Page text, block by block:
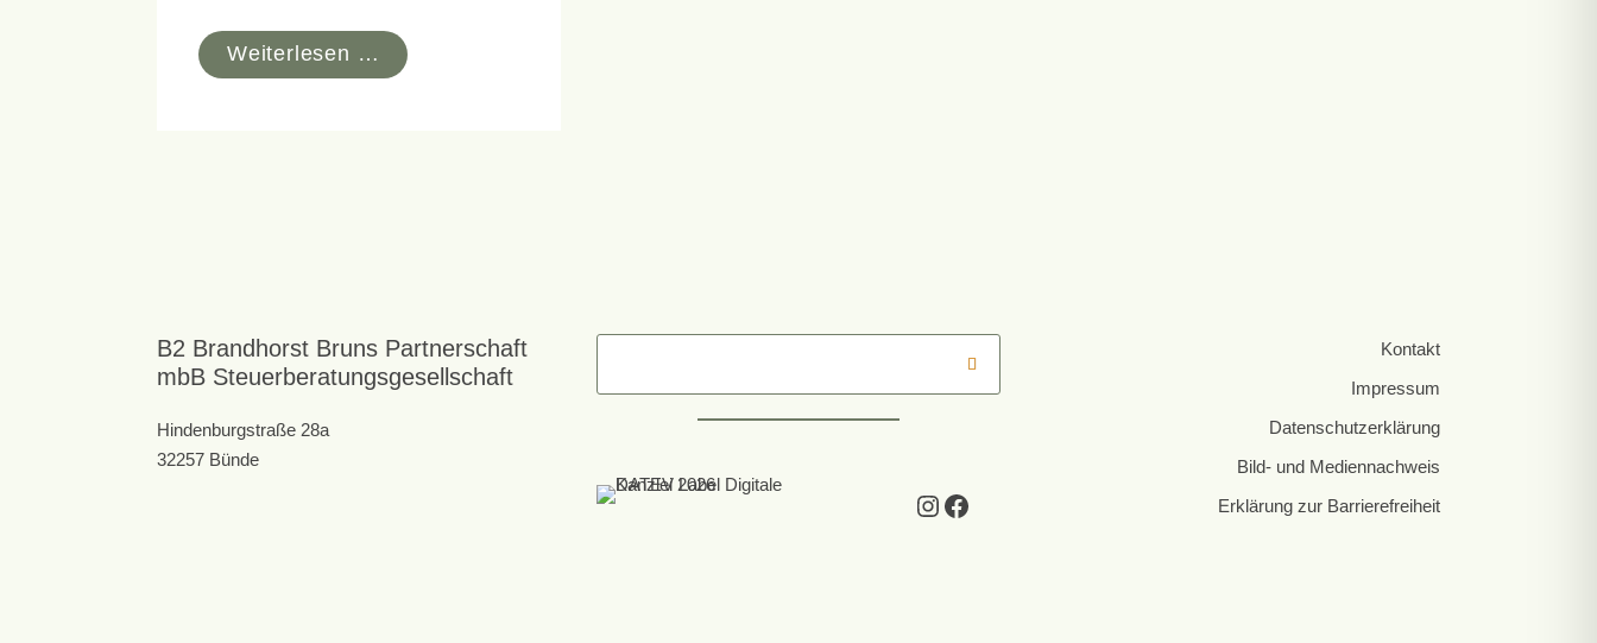
Weiterlesen …
B2 Brandhorst Bruns Partnerschaft
mbB Steuerberatungsgesellschaft
Hindenburgstraße 28a
32257 Bünde
Instagram Facebook
Kontakt
Impressum
Datenschutzerklärung
Bild- und Mediennachweis
Erklärung zur Barrierefreiheit